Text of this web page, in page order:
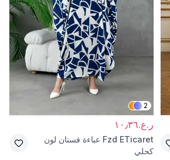
2
ر.ع.١٠٫٣٦
Fzd ETicaret عباءة فستان لون
كحلي